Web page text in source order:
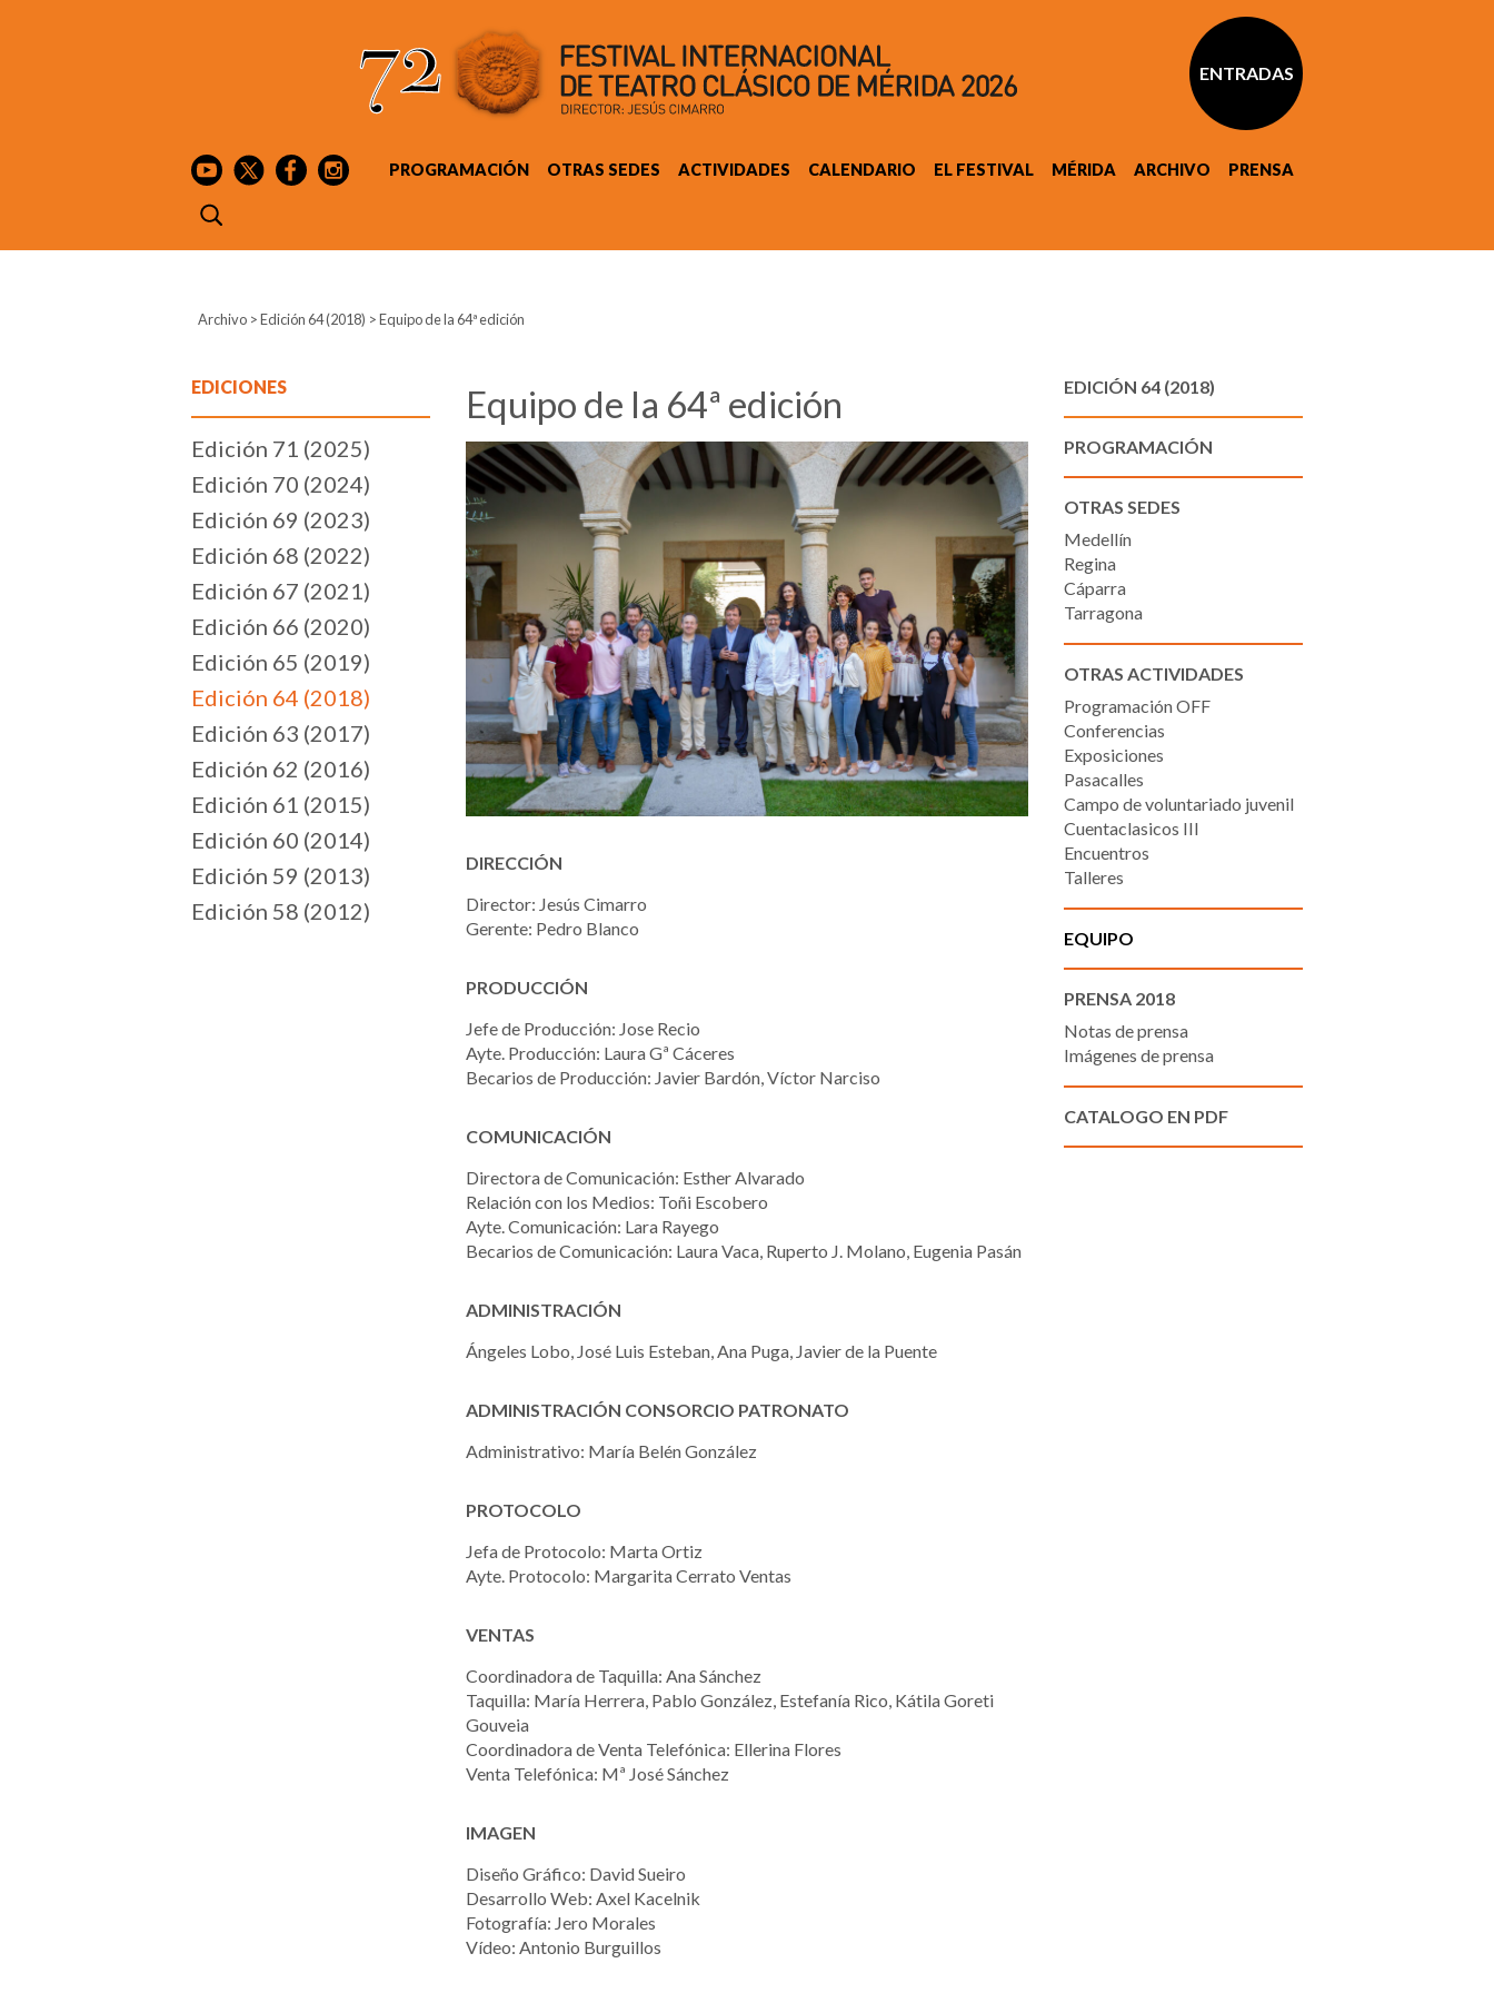
ENTRADAS
PROGRAMACIÓN OTRAS SEDES ACTIVIDADES CALENDARIO EL FESTIVAL MÉRIDA ARCHIVO PRENSA
Archivo > Edición 64 (2018) >Equipo de la 64ª edición
EDICIONES
Edición 71 (2025)
Edición 70 (2024)
Edición 69 (2023)
Edición 68 (2022)
Edición 67 (2021)
Edición 66 (2020)
Edición 65 (2019)
Edición 64 (2018)
Edición 63 (2017)
Edición 62 (2016)
Edición 61 (2015)
Edición 60 (2014)
Edición 59 (2013)
Edición 58 (2012)
Equipo de la 64ª edición
DIRECCIÓN
Director: Jesús Cimarro
Gerente: Pedro Blanco
PRODUCCIÓN
Jefe de Producción: Jose Recio
Ayte. Producción: Laura Gª Cáceres
Becarios de Producción: Javier Bardón, Víctor Narciso
COMUNICACIÓN
Directora de Comunicación: Esther Alvarado
Relación con los Medios: Toñi Escobero
Ayte. Comunicación: Lara Rayego
Becarios de Comunicación: Laura Vaca, Ruperto J. Molano, Eugenia Pasán
ADMINISTRACIÓN
Ángeles Lobo, José Luis Esteban, Ana Puga, Javier de la Puente
ADMINISTRACIÓN CONSORCIO PATRONATO
Administrativo: María Belén González
PROTOCOLO
Jefa de Protocolo: Marta Ortiz
Ayte. Protocolo: Margarita Cerrato Ventas
VENTAS
Coordinadora de Taquilla: Ana Sánchez
Taquilla: María Herrera, Pablo González, Estefanía Rico, Kátila Goreti
Gouveia
Coordinadora de Venta Telefónica: Ellerina Flores
Venta Telefónica: Mª José Sánchez
IMAGEN
Diseño Gráfico: David Sueiro
Desarrollo Web: Axel Kacelnik
Fotografía: Jero Morales
Vídeo: Antonio Burguillos
EDICIÓN 64 (2018)
PROGRAMACIÓN
OTRAS SEDES
Medellín
Regina
Cáparra
Tarragona
OTRAS ACTIVIDADES
Programación OFF
Conferencias
Exposiciones
Pasacalles
Campo de voluntariado juvenil
Cuentaclasicos III
Encuentros
Talleres
EQUIPO
PRENSA 2018
Notas de prensa
Imágenes de prensa
CATALOGO EN PDF